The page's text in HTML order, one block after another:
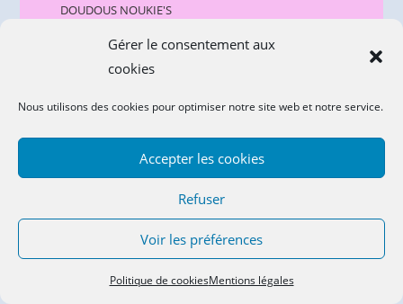
Gérer le consentement aux
cookies
Nous utilisons des cookies pour optimiser notre site web et notre service.
Accepter les cookies
Refuser
Voir les préférences
Politique de cookiesMentions légales
DOUDOUS NOUKIE'S
DOUDOUS ORCHESTRA
DOUDOUS POMMETTE
DOUDOUS SERGENT MAJOR